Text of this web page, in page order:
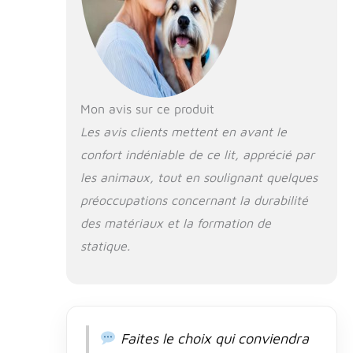
différentes
Surface de
sommeil : la
surface de
couchage
doublée d'une
fausse fourrure
épaisse et douce
qui est douce
pour le nez et les
pattes pour un
Facile sur les
de pression et à
Mon avis sur ce produit
Les avis clients mettent en avant le
confort indéniable de ce lit, apprécié par
les animaux, tout en soulignant quelques
préoccupations concernant la durabilité
des matériaux et la formation de
statique.
Faites le choix qui conviendra